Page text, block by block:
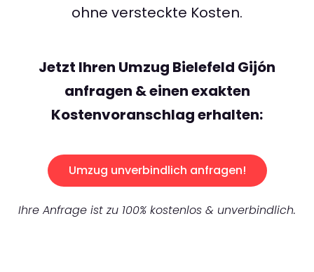
ohne versteckte Kosten.
Jetzt Ihren Umzug Bielefeld Gijón
anfragen & einen exakten
Kostenvoranschlag erhalten:
Umzug unverbindlich anfragen!
Ihre Anfrage ist zu 100% kostenlos & unverbindlich.